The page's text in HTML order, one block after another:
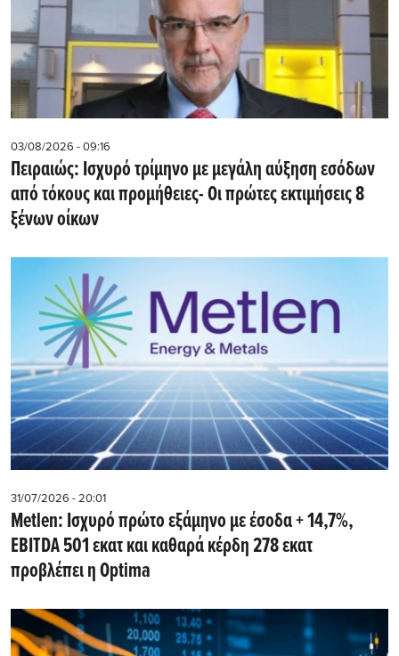
03/08/2026 - 09:16
Πειραιώς: Ισχυρό τρίμηνο με μεγάλη αύξηση εσόδων
από τόκους και προμήθειες- Oι πρώτες εκτιμήσεις 8
ξένων οίκων
31/07/2026 - 20:01
Metlen: Iσχυρό πρώτο εξάμηνο με έσοδα + 14,7%,
EBITDA 501 εκατ και καθαρά κέρδη 278 εκατ
προβλέπει η Optima